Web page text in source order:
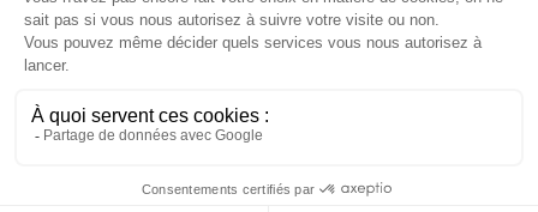
pour les bactéries. L’ajout de canneberges peut
également avoir des effets anti-douleur et anti-
inflammatoires. Les fibres saines contenues dans les
canneberges ont un effet bénéfique sur la digestion et
procurent une sensation de satiété plus longue.
La canneberge est ajoutée à nos aliments pour chiens